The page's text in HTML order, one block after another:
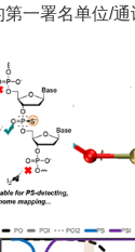
一署名单位/通